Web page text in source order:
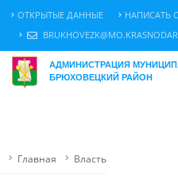
ОТКРЫТЫЕ ДАННЫЕ НАПИСАТЬ
АДМИНИСТРАЦИЯ
БРЮХОВЕЦКИЙ РАЙОН
Главная Власть